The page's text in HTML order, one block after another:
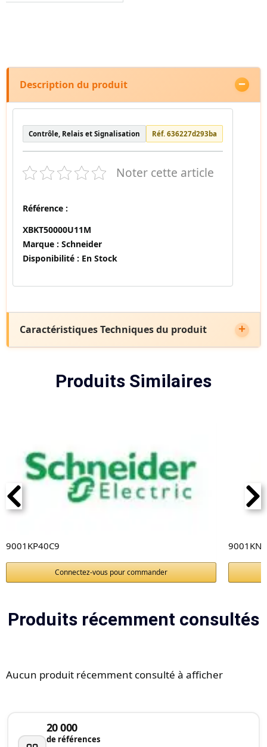
Description du produit
Contrôle, Relais et Signalisation Réf. 636227d293ba
Noter cette article
Référence :
XBKT50000U11M
Marque : Schneider
Disponibilité : En Stock
Caractéristiques Techniques du produit
Produits Similaires
9001KP40C9
Connectez-vous pour commander
Produits récemment consultés
Aucun produit récemment consulté à afficher
20 000
de références